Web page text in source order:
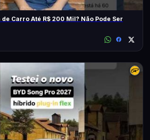
Carro Até R$ 200 Mil? Não Pode Ser